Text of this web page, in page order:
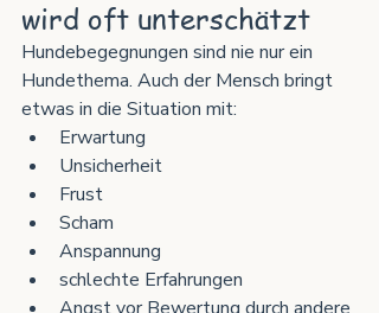
wird oft unterschätzt
Hundebegegnungen sind nie nur ein
Hundethema. Auch der Mensch bringt
etwas in die Situation mit:
Erwartung
Unsicherheit
Frust
Scham
Anspannung
schlechte Erfahrungen